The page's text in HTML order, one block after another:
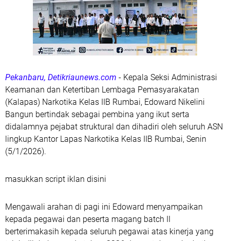
Pekanbaru, Detikriaunews.com - Kepala Seksi Administrasi
Keamanan dan Ketertiban Lembaga Pemasyarakatan
(Kalapas) Narkotika Kelas IIB Rumbai, Edoward Nikelini
Bangun bertindak sebagai pembina yang ikut serta
didalamnya pejabat struktural dan dihadiri oleh seluruh ASN
lingkup Kantor Lapas Narkotika Kelas IIB Rumbai, Senin
(5/1/2026).
masukkan script iklan disini
Mengawali arahan di pagi ini Edoward menyampaikan
kepada pegawai dan peserta magang batch II
berterimakasih kepada seluruh pegawai atas kinerja yang